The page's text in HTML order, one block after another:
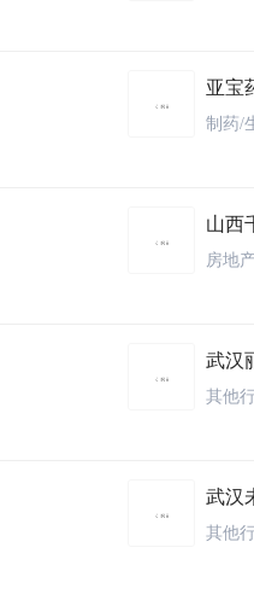
亚宝
制药/
山西
房地
武汉
其他
武汉
其他